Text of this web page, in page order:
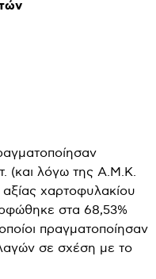
(και λόγω της Α.Μ.Κ.
χαρτοφυλακίου
στα 68,53%
πραγματοποίησαν
σε σχέση με το